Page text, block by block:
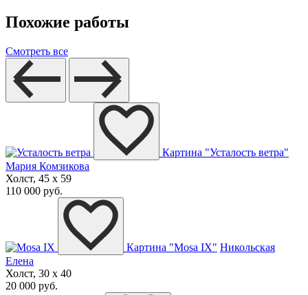
Похожие работы
Смотреть все
Картина "Усталость ветра"
Мария Комзикова
Холст, 45 x 59
110 000 руб.
Картина "Mosa IX" Никольская
Елена
Холст, 30 x 40
20 000 руб.